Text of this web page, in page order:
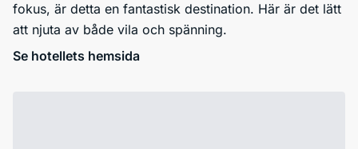
fokus, är detta en fantastisk destination. Här är det lätt
att njuta av både vila och spänning.
Se hotellets hemsida